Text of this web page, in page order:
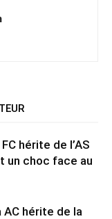
hérite de l’AS
un choc face au
AC hérite de la